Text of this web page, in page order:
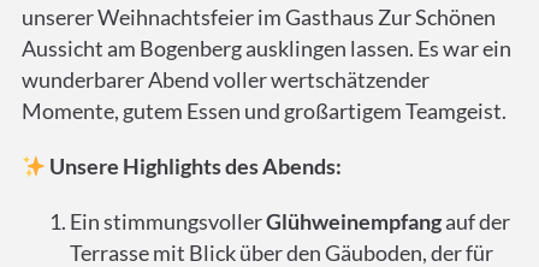
unserer Weihnachtsfeier im Gasthaus Zur Schönen
Aussicht am Bogenberg ausklingen lassen. Es war ein
wunderbarer Abend voller wertschätzender
Momente, gutem Essen und großartigem Teamgeist.
Unsere Highlights des Abends:
Ein stimmungsvollerGlühweinempfangauf der
Terrasse mit Blick über den Gäuboden, der für